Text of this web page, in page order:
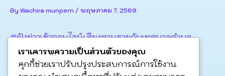
By Wachira munpern / พฤษภาคม 7, 2569
#ฟังข่าวเช้าออนไลน์เสียงตามสายกับเทศบาลตำบล
ละหานทราย
เราเคารพความเป็นส่วนตัวของคุณ
คุกกี้ช่วยเราปรับปรุงประสบการณ์การใช้งาน